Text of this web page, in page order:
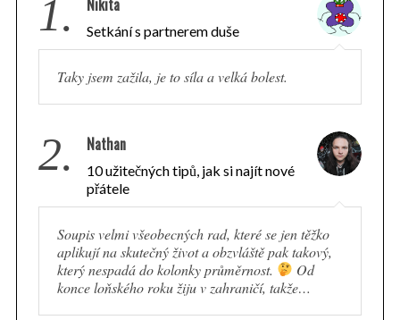
1. Setkání s partnerem duše
Taky jsem zažila, je to síla a velká bolest.
2. Nathan
10 užitečných tipů, jak si najít nové
přátele
Soupis velmi všeobecných rad, které se jen těžko
aplikují na skutečný život a obzvláště pak takový,
který nespadá do kolonky průměrnost.
Od
konce loňského roku žiju v zahraničí, takže…